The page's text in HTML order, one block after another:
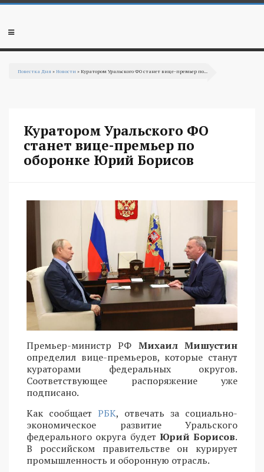
Перейти к основному содержанию
Мобильное
Повестка Дня »Новости » Куратором Уральского ФО станет вице-премьер по...
Куратором Уральского ФО
станет вице-премьер по
оборонке Юрий Борисов
Премьер-министр РФ Михаил Мишустин
определил вице-премьеров, которые станут
кураторами федеральных округов.
Соответствующее распоряжение уже
подписано.
Как сообщает РБК, отвечать за социально-
экономическое развитие Уральского
федерального округа будет Юрий Борисов.
В российском правительстве он курирует
промышленность и оборонную отрасль.